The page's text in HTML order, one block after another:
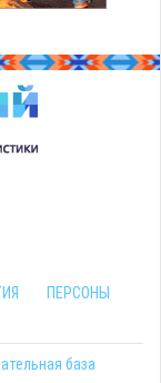
ПЕРСОНЫ
база